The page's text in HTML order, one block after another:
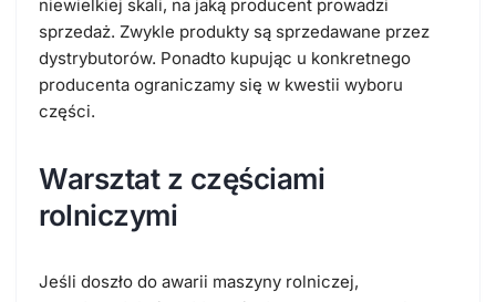
niewielkiej skali, na jaką producent prowadzi
sprzedaż. Zwykle produkty są sprzedawane przez
dystrybutorów. Ponadto kupując u konkretnego
producenta ograniczamy się w kwestii wyboru
części.
Warsztat z częściami
rolniczymi
Jeśli doszło do awarii maszyny rolniczej,